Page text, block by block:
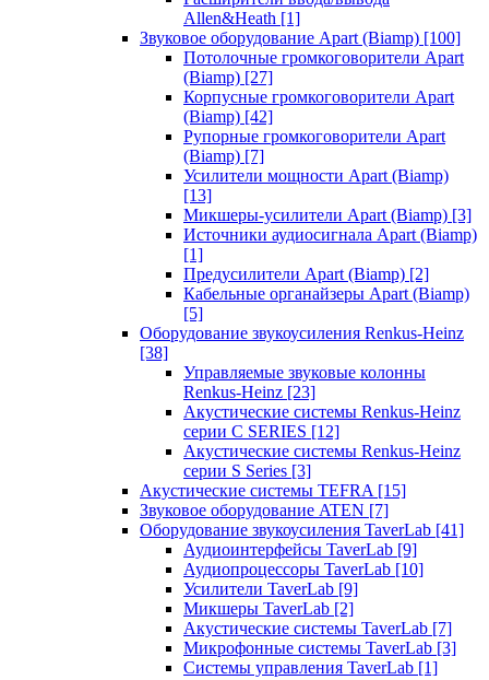
Allen&Heath [1]
Звуковое оборудование Apart (Biamp) [100]
Потолочные громкоговорители Apart
(Biamp) [27]
Корпусные громкоговорители Apart
(Biamp) [42]
Рупорные громкоговорители Apart
(Biamp) [7]
Усилители мощности Apart (Biamp)
[13]
Микшеры-усилители Apart (Biamp) [3]
Источники аудиосигнала Apart (Biamp)
[1]
Предусилители Apart (Biamp) [2]
Кабельные органайзеры Apart (Biamp)
[5]
Оборудование звукоусиления Renkus-Heinz
[38]
Управляемые звуковые колонны
Renkus-Heinz [23]
Акустические системы Renkus-Heinz
серии C SERIES [12]
Акустические системы Renkus-Heinz
серии S Series [3]
Акустические системы TEFRA [15]
Звуковое оборудование ATEN [7]
Оборудование звукоусиления TaverLab [41]
Аудиоинтерфейсы TaverLab [9]
Аудиопроцессоры TaverLab [10]
Усилители TaverLab [9]
Микшеры TaverLab [2]
Акустические системы TaverLab [7]
Микрофонные системы TaverLab [3]
Системы управления TaverLab [1]